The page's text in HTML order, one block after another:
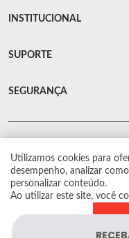
Utilizamos cookies para
desempenho, analizar
personalizar conteúdo.
Ao utilizar este site, você
INSTITUCIONAL
SUPORTE
SEGURANÇA
© Arsenal Car.
Proibida reprodução total ou